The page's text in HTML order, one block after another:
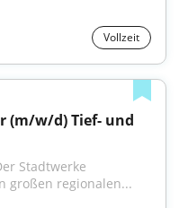
Vollzeit
(m/w/d) Tief- und
Stadtwerke
großen regionalen...